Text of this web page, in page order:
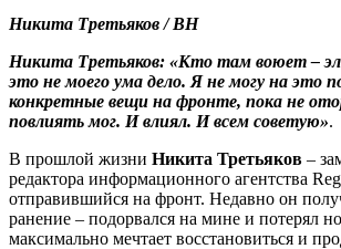
Никита Третьяков / ВН
Никита Третьяков: «Кто там воюет –
это не моего ума дело. Я не могу на это
конкретные вещи на фронте, пока не
повлиять мог. И влиял. И всем советую».
В прошлой жизни Никита Третьяков –
редактора информационного агентства
отправившийся на фронт. Недавно он
ранение – подорвался на мине и потерял
максимально мечтает восстановиться и